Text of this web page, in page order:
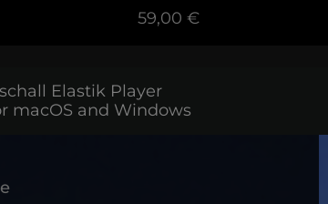
59,00 €
Elastik Player
macOS and Windows